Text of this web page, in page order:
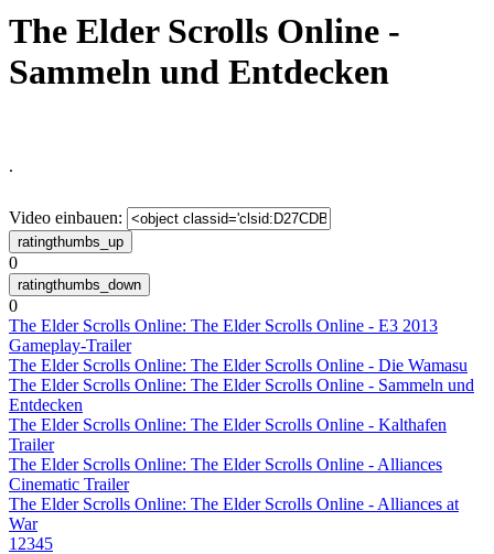
The Elder Scrolls Online -
Sammeln und Entdecken
.
Video einbauen:
0
0
The Elder Scrolls Online: The Elder Scrolls Online - E3 2013
Gameplay-Trailer
The Elder Scrolls Online: The Elder Scrolls Online - Die Wamasu
The Elder Scrolls Online: The Elder Scrolls Online - Sammeln und
Entdecken
The Elder Scrolls Online: The Elder Scrolls Online - Kalthafen
Trailer
The Elder Scrolls Online: The Elder Scrolls Online - Alliances
Cinematic Trailer
The Elder Scrolls Online: The Elder Scrolls Online - Alliances at
War
1 2345